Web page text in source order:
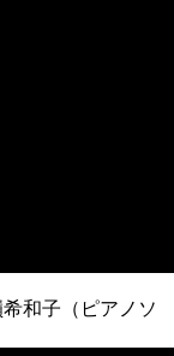
和子（ピアノソ